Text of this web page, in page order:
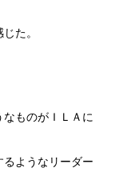
た。
なものがＩＬＡに
ようなリーダー